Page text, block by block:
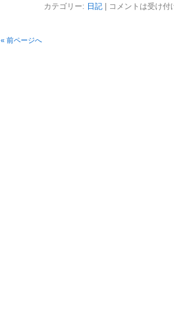
カテゴリー: 日記| コメントは受け付
« 前ページへ